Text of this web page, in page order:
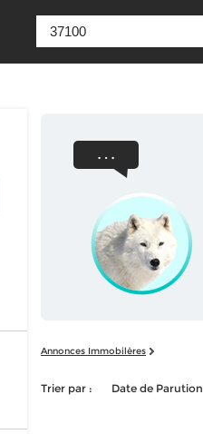
Annonces Immobilères
Trier par : Date de Parution